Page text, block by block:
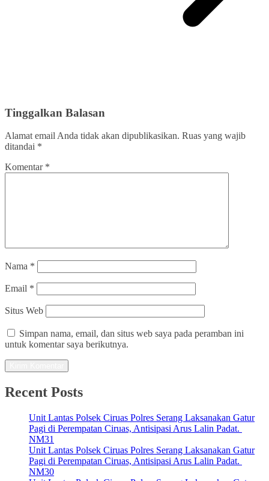
Tinggalkan Balasan
Alamat email Anda tidak akan dipublikasikan. Ruas yang wajib
ditandai *
Komentar *
Nama *
Email *
Situs Web
Simpan nama, email, dan situs web saya pada peramban ini
untuk komentar saya berikutnya.
Recent Posts
Unit Lantas Polsek Ciruas Polres Serang Laksanakan Gatur
Pagi di Perempatan Ciruas, Antisipasi Arus Lalin Padat.
NM31
Unit Lantas Polsek Ciruas Polres Serang Laksanakan Gatur
Pagi di Perempatan Ciruas, Antisipasi Arus Lalin Padat.
NM30